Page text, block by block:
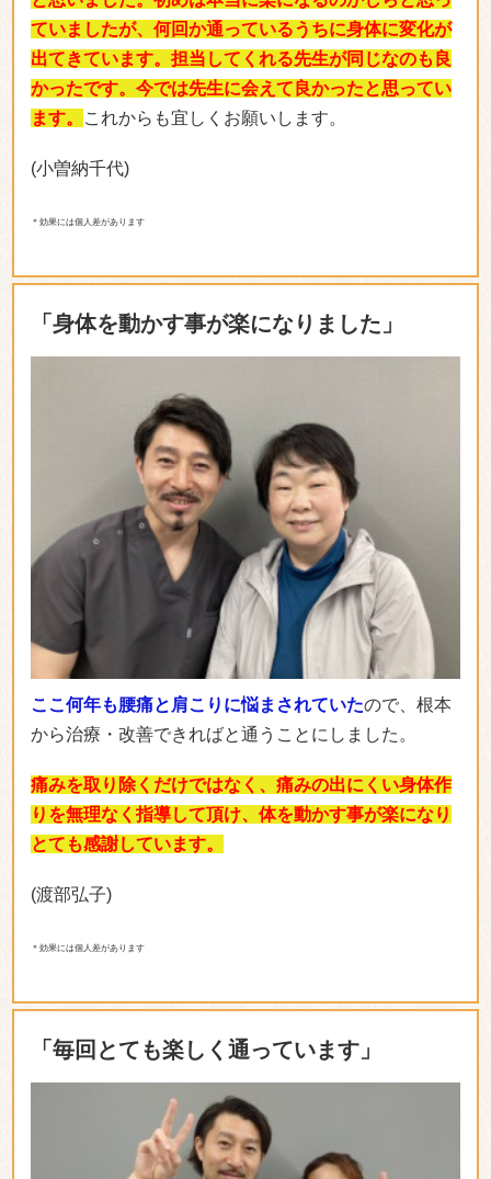
ていましたが、何回か通っているうちに身体に変化が
出てきています。担当してくれる先生が同じなのも良
かったです。今では先生に会えて良かったと思ってい
ます。
これからも宜しくお願いします。
(小曽納千代)
＊効果には個人差があります
「身体を動かす事が楽になりました」
ここ何年も腰痛と肩こりに悩まされていたので、根本
から治療・改善できればと通うことにしました。
痛みを取り除くだけではなく、痛みの出にくい身体作
りを無理なく指導して頂け、体を動かす事が楽になり
とても感謝しています。
(渡部弘子)
＊効果には個人差があります
「毎回とても楽しく通っています」